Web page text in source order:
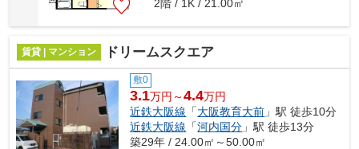
2階 / 1K / 21.00㎡
賃貸 | マンション ドリームスクエア
敷0
3.1万円～4.4万円
近鉄大阪線 「大阪教育大前 」駅 徒歩10分
近鉄大阪線 「河内国分 」駅 徒歩13分
築29年 / 24.00㎡～50.00㎡